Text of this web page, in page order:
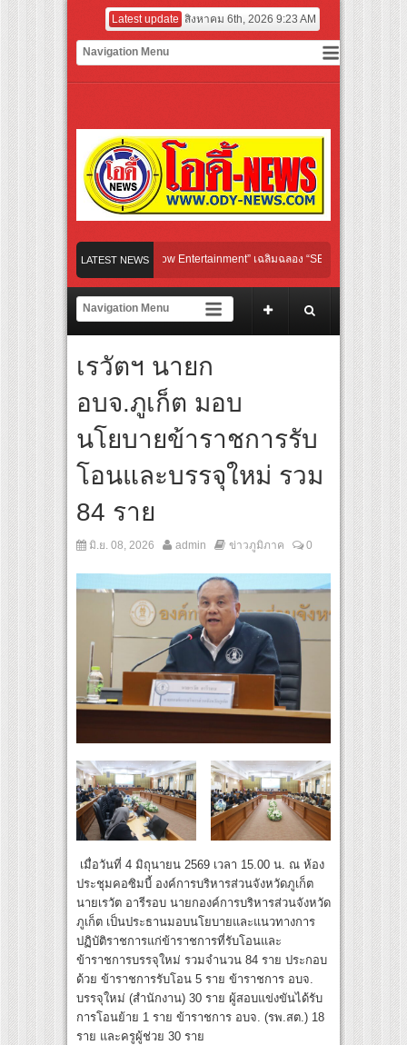
Latest update สิงหาคม 6th, 2026 9:23 AM
LATEST NEWS
จาก “MFlow Entertainment” เฉลิมฉลอง “SELBAN” แบรนด์ครีเอทีฟแฟชั่น
ผ่านแฟชั่น ความงาม ดนตรี การแสดง และศิลปะ เข้าด้วยกัน
ร์และตัวอย่างแรก ก่อนฉาย 24 กันยายนนี้
โมโตไลฟ์สไตล์ที่นักขี่ทั่วเอเชียรอคอย
จ พร้อม “น้องคิด” – “น้องนิจ” ร่วมเติมเต็มความสุข อิ่มอร่อย กับช่วงเวลาดีๆกว่า
ศศักดาพลังประเทศไทยสู่สายตาชาวโลก
จาก “MFlow Entertainment” เฉลิมฉลอง “SELBAN” แบรนด์ครีเอทีฟแฟชั่น
ผ่านแฟชั่น ความงาม ดนตรี การแสดง และศิลปะ เข้าด้วยกัน
เรวัตฯ นายก
อบจ.ภูเก็ต มอบ
นโยบายข้าราชการรับ
โอนและบรรจุใหม่ รวม
84 ราย
มิ.ย. 08, 2026 admin ข่าวภูมิภาค 0
เมื่อวันที่ 4 มิถุนายน 2569 เวลา 15.00 น. ณ ห้อง
ประชุมคอซิมบี้ องค์การบริหารส่วนจังหวัดภูเก็ต
นายเรวัต อารีรอบ นายกองค์การบริหารส่วนจังหวัด
ภูเก็ต เป็นประธานมอบนโยบายและแนวทางการ
ปฏิบัติราชการแก่ข้าราชการที่รับโอนและ
ข้าราชการบรรจุใหม่ รวมจำนวน 84 ราย ประกอบ
ด้วย ข้าราชการรับโอน 5 ราย ข้าราชการ อบจ.
บรรจุใหม่ (สำนักงาน) 30 ราย ผู้สอบแข่งขันได้รับ
การโอนย้าย 1 ราย ข้าราชการ อบจ. (รพ.สต.) 18
ราย และครูผู้ช่วย 30 ราย